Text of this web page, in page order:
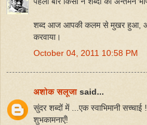
शब्द आज आपकी कलम से मुखर हुआ,
करवाया।
October 04, 2011 10:58 PM
अशोक सलूजा said...
सुंदर शब्दों में ...एक स्वाभिमानी सच्चाई
शुभकामनाएँ!